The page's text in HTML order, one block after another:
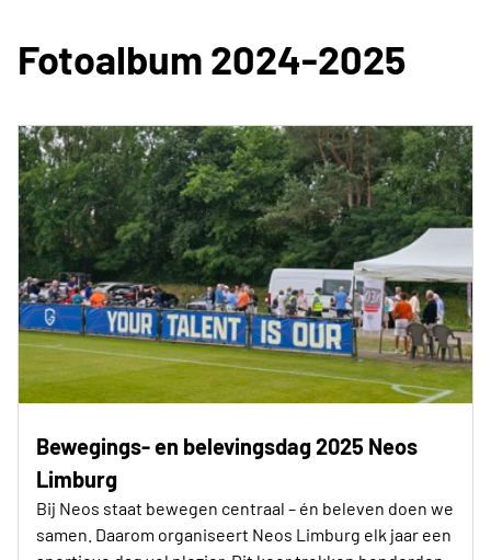
Fotoalbum 2024-2025
Bewegings- en belevingsdag 2025 Neos
Limburg
Bij Neos staat bewegen centraal – én beleven doen we
samen. Daarom organiseert Neos Limburg elk jaar een